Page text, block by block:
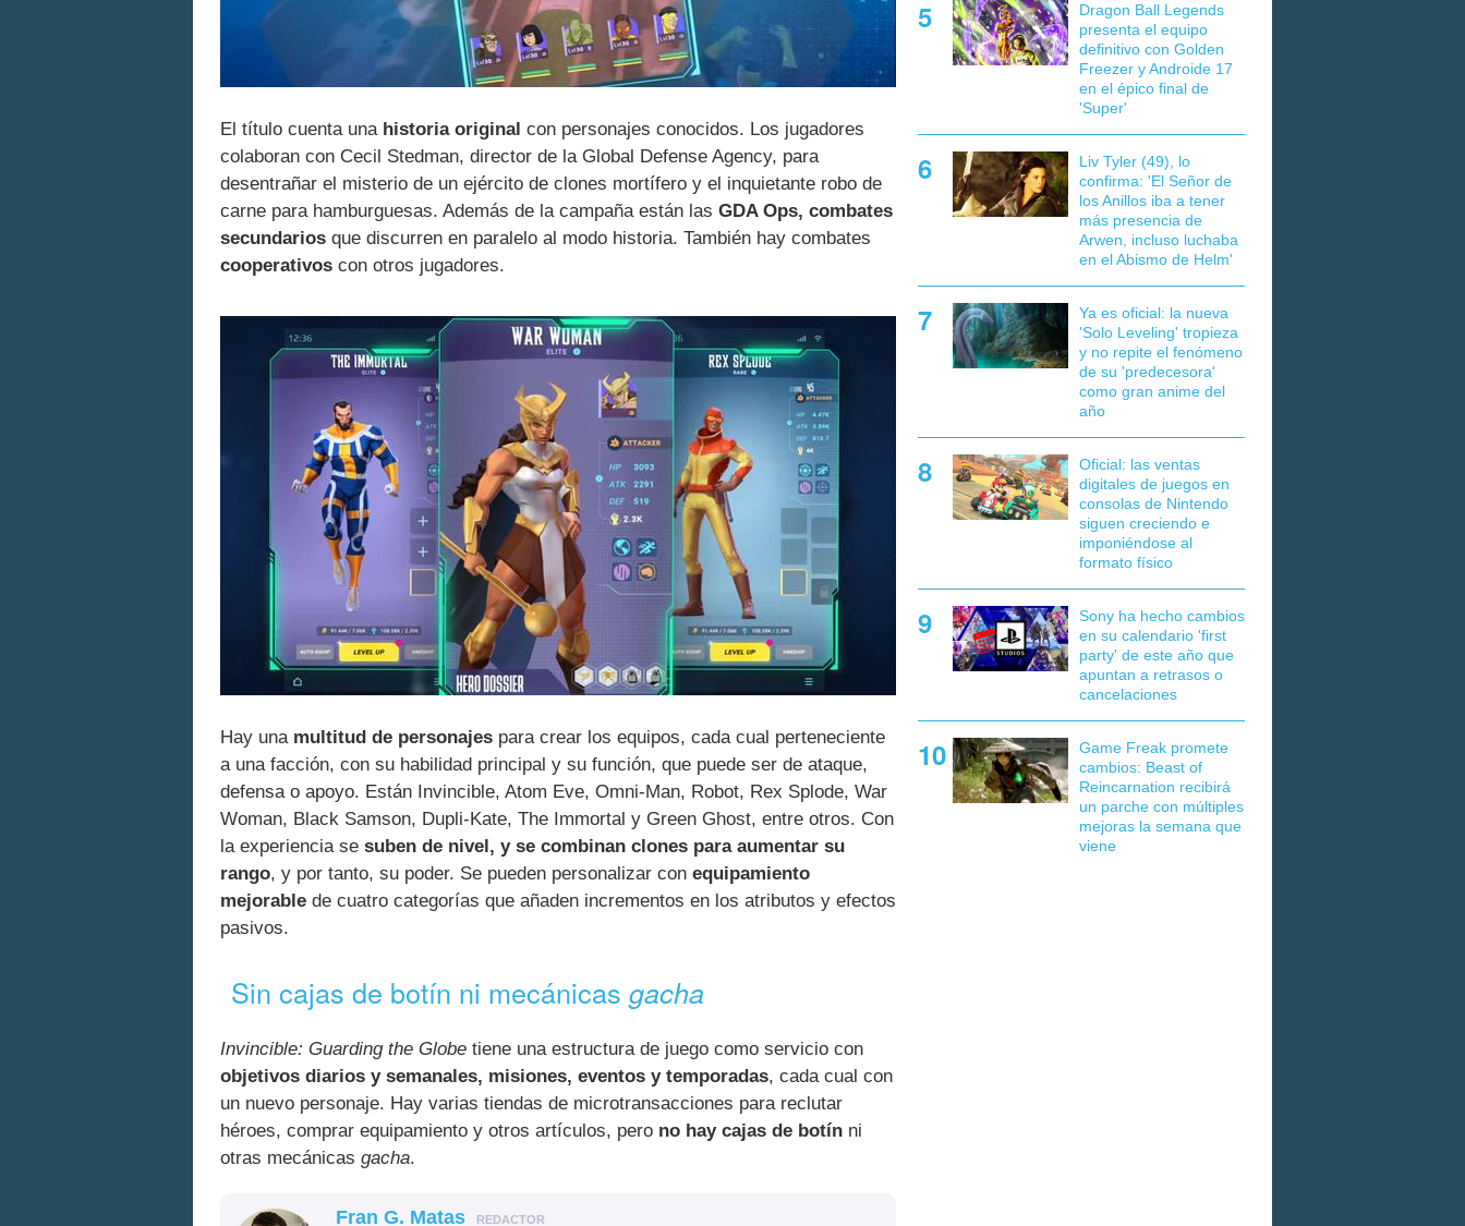
El título cuenta una historia original con personajes conocidos. Los jugadores
colaboran con Cecil Stedman, director de la Global Defense Agency, para
desentrañar el misterio de un ejército de clones mortífero y el inquietante robo de
carne para hamburguesas. Además de la campaña están las GDA Ops, combates
secundarios que discurren en paralelo al modo historia. También hay combates
cooperativos con otros jugadores.
Hay una multitud de personajes para crear los equipos, cada cual perteneciente
a una facción, con su habilidad principal y su función, que puede ser de ataque,
defensa o apoyo. Están Invincible, Atom Eve, Omni-Man, Robot, Rex Splode, War
Woman, Black Samson, Dupli-Kate, The Immortal y Green Ghost, entre otros. Con
la experiencia se suben de nivel, y se combinan clones para aumentar su
rango, y por tanto, su poder. Se pueden personalizar con equipamiento
mejorable de cuatro categorías que añaden incrementos en los atributos y efectos
pasivos.
Sin cajas de botín ni mecánicasgacha
Invincible: Guarding the Globe tiene una estructura de juego como servicio con
objetivos diarios y semanales, misiones, eventos y temporadas, cada cual con
un nuevo personaje. Hay varias tiendas de microtransacciones para reclutar
héroes, comprar equipamiento y otros artículos, pero no hay cajas de botín ni
otras mecánicas gacha.
Fran G. Matas REDACTOR
Dragon Ball Legends
presenta el equipo
definitivo con Golden
Freezer y Androide 17
en el épico final de
'Super'
Liv Tyler (49), lo
confirma: 'El Señor de
los Anillos iba a tener
más presencia de
Arwen, incluso luchaba
en el Abismo de Helm'
Ya es oficial: la nueva
'Solo Leveling' tropieza
y no repite el fenómeno
de su 'predecesora'
como gran anime del
año
Oficial: las ventas
digitales de juegos en
consolas de Nintendo
siguen creciendo e
imponiéndose al
formato físico
Sony ha hecho cambios
en su calendario 'first
party' de este año que
apuntan a retrasos o
cancelaciones
Game Freak promete
cambios: Beast of
Reincarnation recibirá
un parche con múltiples
mejoras la semana que
viene